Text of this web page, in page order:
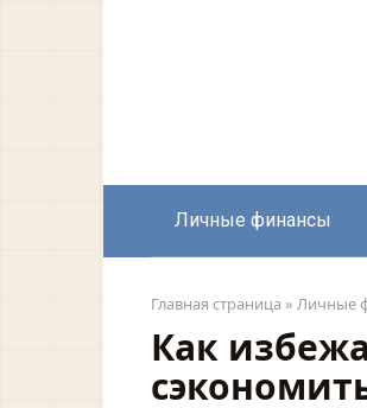
Личные финансы
Главная страница » Личные
Как